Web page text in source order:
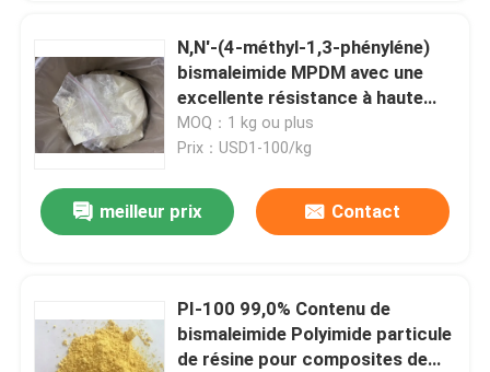
N,N'-(4-méthyl-1,3-phényléne)
bismaleimide MPDM avec une
excellente résistance à haute
température, résistance à
l'oxydation et résistance aux
MOQ：1 kg ou plus
Prix：USD1-100/kg
meilleur prix Contact
PI-100 99,0% Contenu de
bismaleimide Polyimide particule
de résine pour composites de